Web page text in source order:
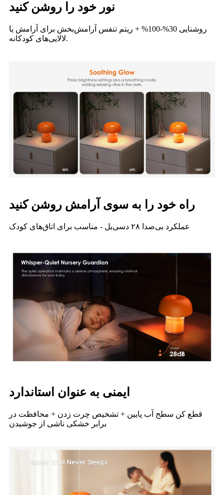
نور خود را روشن کنید
روشنایی 30%-100% + ریتم تنفس آرامش‌بخش برای آرامش یا
لالایی‌های کودکانه.
راه خود را به سوی آرامش روشن کنید
عملکرد بی‌صدا ۲۸ دسی‌بل - مناسب برای اتاق‌های کودک
ایمنی به عنوان استاندارد
قطع کن سطح آب پایین + تشخیص چرت زدن + محافظت در
برابر خشکی ناشی از جوشیدن